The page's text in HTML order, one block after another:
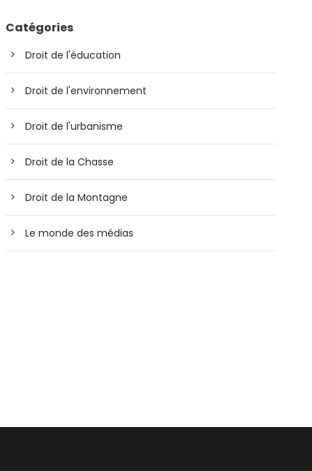
Catégories
Droit de l'éducation
Droit de l'environnement
Droit de l'urbanisme
Droit de la Chasse
Droit de la Montagne
Le monde des médias